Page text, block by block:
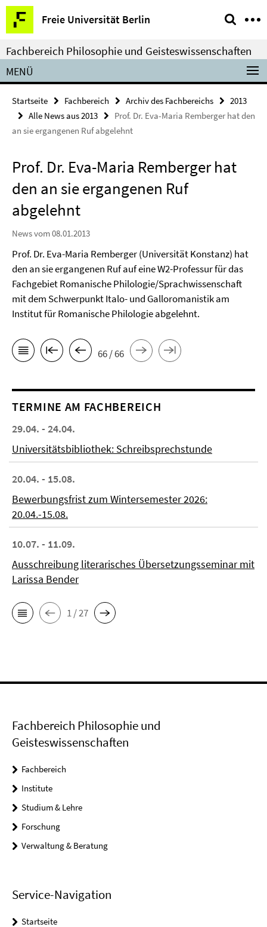
Springe
direkt
zu
Inhalt
Freie Universität Berlin
Service-
Navigation
Fachbereich Philosophie und Geisteswissenschaften
MENÜ
Startseite Fachbereich Archiv des Fachbereichs
2013
Alle News aus 2013
Prof. Dr. Eva-Maria Remberger hat den
an sie ergangenen Ruf abgelehnt
Prof. Dr. Eva-Maria Remberger hat
den an sie ergangenen Ruf
abgelehnt
News vom 08.01.2013
Prof. Dr. Eva-Maria Remberger (Universität Konstanz) hat
den an sie ergangenen Ruf auf eine W2-Professur für das
Fachgebiet Romanische Philologie/Sprachwissenschaft
mit dem Schwerpunkt Italo- und Galloromanistik am
Institut für Romanische Philologie abgelehnt.
66 / 66
TERMINE AM FACHBEREICH
29.04. - 24.04.
Universitätsbibliothek: Schreibsprechstunde
20.04. - 15.08.
Bewerbungsfrist zum Wintersemester 2026:
20.04.-15.08.
10.07. - 11.09.
Ausschreibung literarisches Übersetzungsseminar mit
Larissa Bender
1 / 27
Fachbereich Philosophie und
Geisteswissenschaften
Fachbereich
Institute
Studium & Lehre
Forschung
Verwaltung & Beratung
Service-Navigation
Startseite